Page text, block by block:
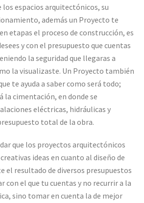
los espacios arquitectónicos, su
además un Proyecto te
etapas el proceso de construcción, es
y con el presupuesto que cuentas
la seguridad que llegaras a
la visualizaste. Un Proyecto también
te ayuda a saber como será todo;
la cimentación, en donde se
eléctricas, hidráulicas y
total de la obra.
que los proyectos arquitectónicos
ideas en cuanto al diseño de
el resultado de diversos presupuestos
con el que tu cuentas y no recurrir a la
sino tomar en cuenta la de mejor